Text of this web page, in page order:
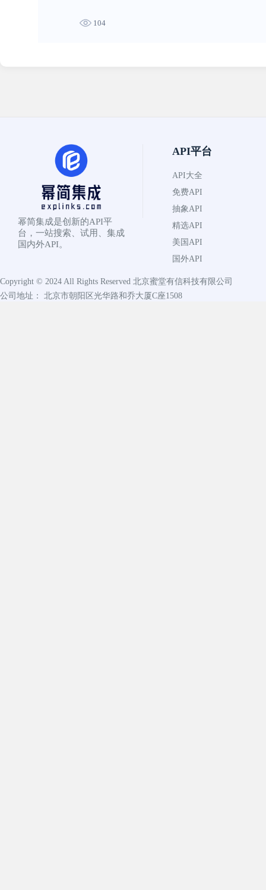
104
幂简集成是创新的API平
台，一站搜索、试用、集成
国内外API。
API平台
API大全
免费API
抽象API
精选API
美国API
国外API
Copyright © 2024 All Rights Reserved 北京蜜堂有信科技有限公司
公司地址： 北京市朝阳区光华路和乔大厦C座1508